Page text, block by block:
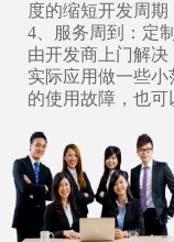
度的缩短开发周期
4、服务周到：定
由开发商上门解
实际应用做一些
的使用故障，也可